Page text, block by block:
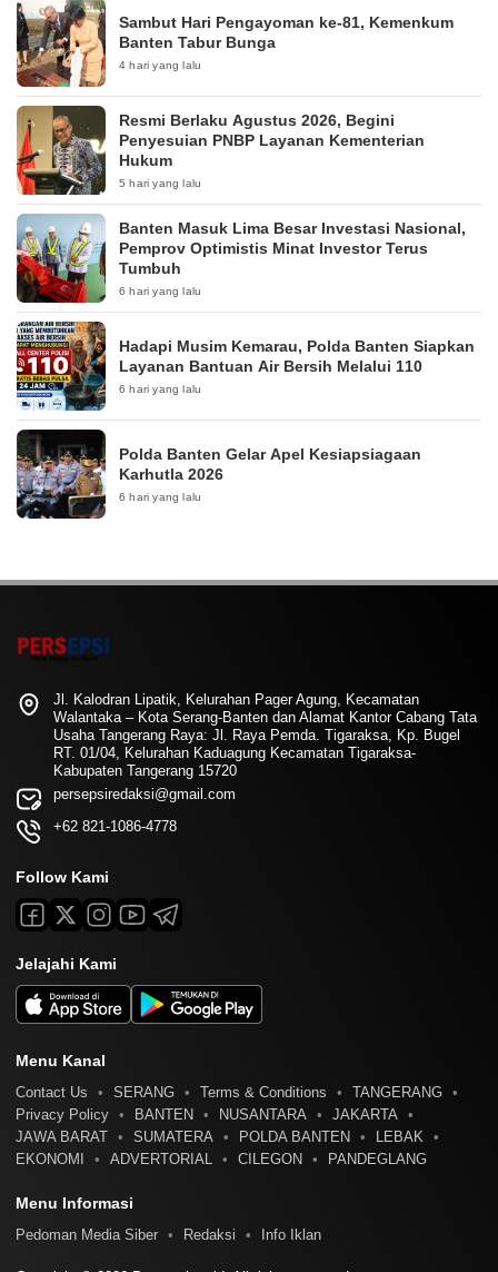
Sambut Hari Pengayoman ke-81, Kemenkum
Banten Tabur Bunga
4 hari yang lalu
Resmi Berlaku Agustus 2026, Begini
Penyesuian PNBP Layanan Kementerian
Hukum
5 hari yang lalu
Banten Masuk Lima Besar Investasi Nasional,
Pemprov Optimistis Minat Investor Terus
Tumbuh
6 hari yang lalu
Hadapi Musim Kemarau, Polda Banten Siapkan
Layanan Bantuan Air Bersih Melalui 110
6 hari yang lalu
Polda Banten Gelar Apel Kesiapsiagaan
Karhutla 2026
6 hari yang lalu
Jl. Kalodran Lipatik, Kelurahan Pager Agung, Kecamatan
Walantaka – Kota Serang-Banten dan Alamat Kantor Cabang Tata
Usaha Tangerang Raya: Jl. Raya Pemda. Tigaraksa, Kp. Bugel
RT. 01/04, Kelurahan Kaduagung Kecamatan Tigaraksa-
Kabupaten Tangerang 15720
persepsiredaksi@gmail.com
+62 821-1086-4778
Follow Kami
Jelajahi Kami
Menu Kanal
Contact Us SERANG Terms & Conditions
TANGERANG
Privacy Policy
BANTEN NUSANTARA
JAKARTA
JAWA BARAT
SUMATERA POLDA BANTEN
LEBAK
EKONOMI
ADVERTORIAL CILEGON PANDEGLANG
Menu Informasi
Pedoman Media Siber Redaksi Info Iklan